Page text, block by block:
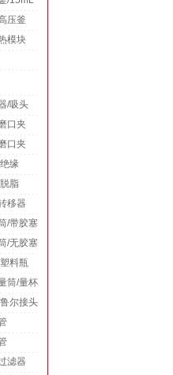
压釜
模块
/吸头
口夹
口夹
缘
脂
移器
/带胶塞
/无胶塞
料瓶
筒/量杯
尔接头
滤器